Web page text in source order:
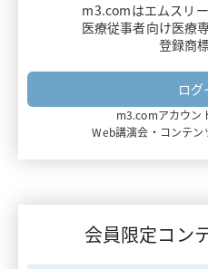
ビオプテン
ダイチロナ
m3.comはエムスリ
医療従事者向け医療
登録商
m3.comアカウン
Web講演会・コンテ
会員限定コン